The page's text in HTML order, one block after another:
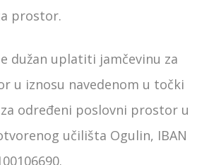
prostor.
dužan uplatiti jamčevinu za
u iznosu navedenom u točki
za određeni poslovni prostor u
učilišta Ogulin, IBAN